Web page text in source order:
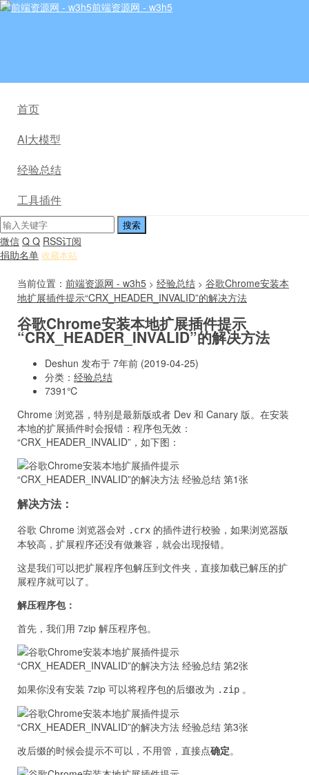
前端资源网 - w3h5
首页
AI大模型
经验总结
工具插件
微信 Q Q RSS订阅
捐助名单 收藏本站
当前位置： 前端资源网 - w3h5 > 经验总结 > 谷歌Chrome安装本
地扩展插件提示“CRX_HEADER_INVALID”的解决方法
谷歌Chrome安装本地扩展插件提示
“CRX_HEADER_INVALID”的解决方法
Deshun 发布于 7年前 (2019-04-25)
分类： 经验总结
7391℃
Chrome 浏览器，特别是最新版或者 Dev 和 Canary 版。在安装
本地的扩展插件时会报错：程序包无效：
“CRX_HEADER_INVALID”，如下图：
解决方法：
谷歌 Chrome 浏览器会对 .crx 的插件进行校验，如果浏览器版
本较高，扩展程序还没有做兼容，就会出现报错。
这是我们可以把扩展程序包解压到文件夹，直接加载已解压的扩
展程序就可以了。
解压程序包：
首先，我们用 7zip 解压程序包。
如果你没有安装 7zip 可以将程序包的后缀改为 .zip 。
改后缀的时候会提示不可以，不用管，直接点确定。